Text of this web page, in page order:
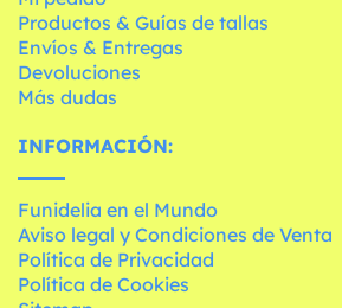
Productos & Guías de tallas
Envíos & Entregas
Devoluciones
Más dudas
INFORMACIÓN:
Funidelia en el Mundo
Aviso legal y Condiciones de Venta
Política de Privacidad
Política de Cookies